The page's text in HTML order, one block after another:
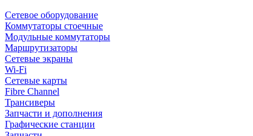
Сетевое оборудование
Коммутаторы стоечные
Модульные коммутаторы
Маршрутизаторы
Сетевые экраны
Wi-Fi
Сетевые карты
Fibre Channel
Трансиверы
Запчасти и дополнения
Графические станции